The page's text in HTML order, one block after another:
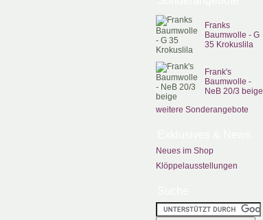
Franks
Baumwolle - G
35 Krokuslila
Frank's
Baumwolle -
NeB 20/3 beige
weitere Sonderangebote
Neues im Shop
Klöppelausstellungen